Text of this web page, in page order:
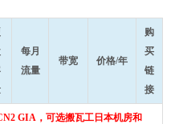
每月
流量
带宽 价格/年
购
买
链
接
GIA，可选搬瓦工日本机房和